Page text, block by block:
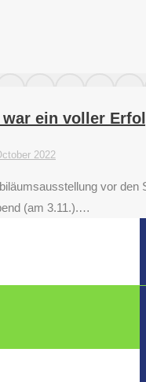
war ein voller
2022
vor
(am 3.11.).…